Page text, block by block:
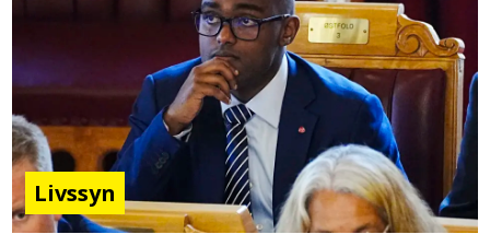
Livssyn